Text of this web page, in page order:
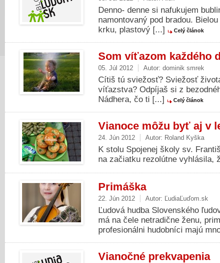
Denno- denne si nafukujem
namontovaný pod bradou.
krku, plastový [...]
Celý článok
Som víťazom každého
05. Júl 2012 Autor: dominik smrek
Cítiš tú sviežosť? Sviežosť
víťazstva? Odpíjaš si z
Nádhera, čo ti [...]
Celý článok
Vianoce môžu byť aj v
24. Jún 2012 Autor: Roland Kyška
K stolu Spojenej školy sv.
na začiatku rezolútne
Primáška
22. Jún 2012 Autor: ĽudiaĽuďom.sk
Ľudová hudba Slovenského
má na čele netradične ženu,
profesionálni hudobníci majú
Vianočné prekvapenia